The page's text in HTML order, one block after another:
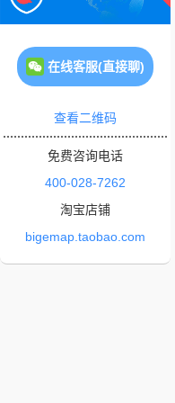
在线客服(直接聊)
查看二维码
免费咨询电话
400-028-7262
淘宝店铺
bigemap.taobao.com